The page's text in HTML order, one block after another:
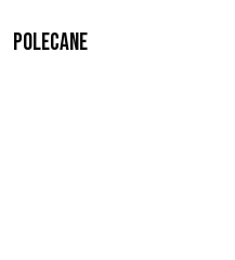
Polecane